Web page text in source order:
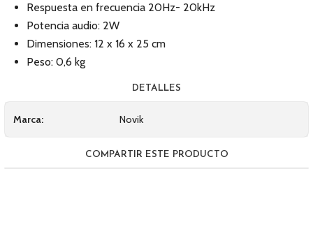
Respuesta en frecuencia 20Hz- 20kHz
Potencia audio: 2W
Dimensiones: 12 x 16 x 25 cm
Peso: 0,6 kg
DETALLES
Marca: Novik
COMPARTIR ESTE PRODUCTO